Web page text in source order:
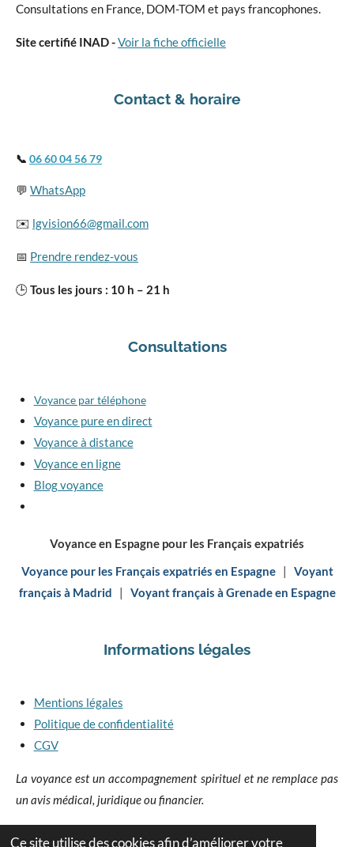
Ce site utilise des cookies afin d’améliorer votre
Consultations en France, DOM-TOM et pays francophones.
Site certifié INAD -Voir la fiche officielle
Contact & horaire
📞 06 60 04 56 79
💬 WhatsApp
✉️ lgvision66@gmail.com
📅 Prendre rendez-vous
🕒 Tous les jours : 10 h – 21 h
Consultations
Voyance par téléphone
Voyance pure en direct
Voyance à distance
Voyance en ligne
Blog voyance
Voyance en Espagne pour les Français expatriés
Voyance pour les Français expatriés en Espagne | Voyant
français à Madrid
| Voyant français à Grenade en Espagne
Informations légales
Mentions légales
Politique de confidentialité
CGV
La voyance est un accompagnement spirituel et ne remplace pas
un avis médical, juridique ou financier.